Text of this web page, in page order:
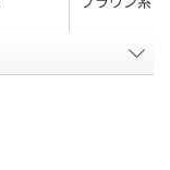
テープなし